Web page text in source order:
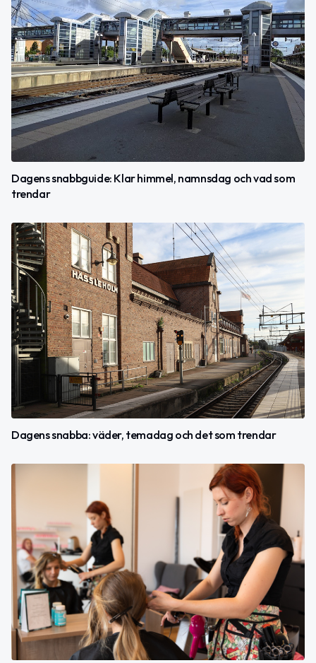
Dagens snabbguide: Klar himmel, namnsdag och vad som
trendar
Dagens snabba: väder, temadag och det som trendar